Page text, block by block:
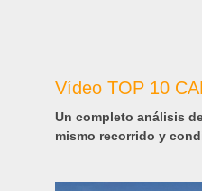
Vídeo TOP 10
Un completo análisis
mismo recorrido y